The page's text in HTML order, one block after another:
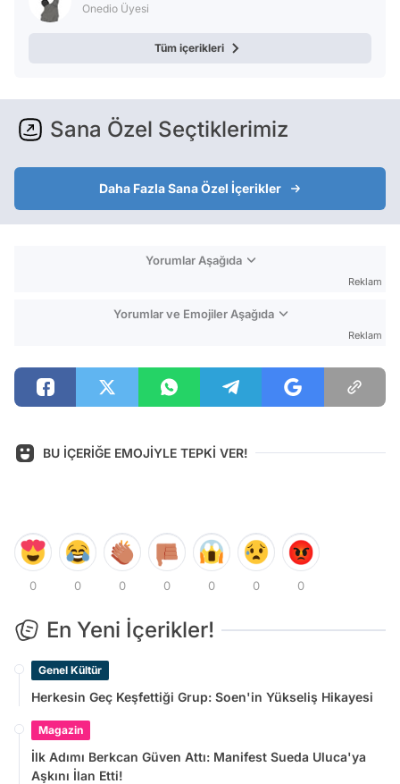
Onedio Üyesi
Tüm içerikleri
Sana Özel Seçtiklerimiz
Daha Fazla Sana Özel İçerikler
Yorumlar Aşağıda
Reklam
Yorumlar ve Emojiler Aşağıda
Reklam
BU İÇERİĞE EMOJİYLE TEPKİ VER!
0 0 0 0 0 0 0
En Yeni İçerikler!
Genel Kültür
Herkesin Geç Keşfettiği Grup: Soen'in Yükseliş Hikayesi
Magazin
İlk Adımı Berkcan Güven Attı: Manifest Sueda Uluca'ya
Aşkını İlan Etti!